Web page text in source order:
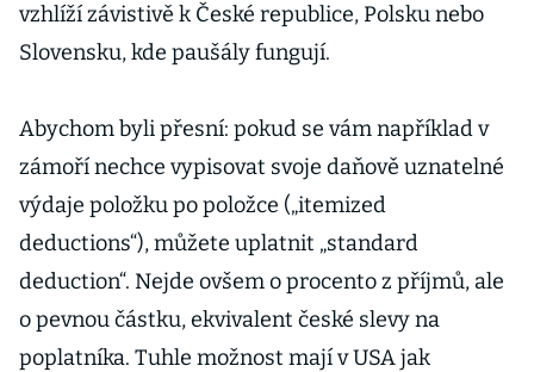
vzhlíží závistivě k České republice, Polsku nebo
Slovensku, kde paušály fungují.
Abychom byli přesní: pokud se vám například v
zámoří nechce vypisovat svoje daňově uznatelné
výdaje položku po položce („itemized
deductions“), můžete uplatnit „standard
deduction“. Nejde ovšem o procento z příjmů, ale
o pevnou částku, ekvivalent české slevy na
poplatníka. Tuhle možnost mají v USA jak